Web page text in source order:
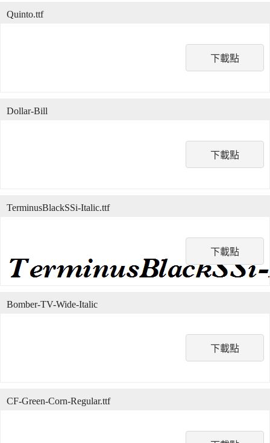
下載點
Quinto.ttf
下載點
Dollar-Bill
下載點
TerminusBlackSSi-Italic.ttf
下載點
Bomber-TV-Wide-Italic
CF-Green-Corn-Regular.ttf